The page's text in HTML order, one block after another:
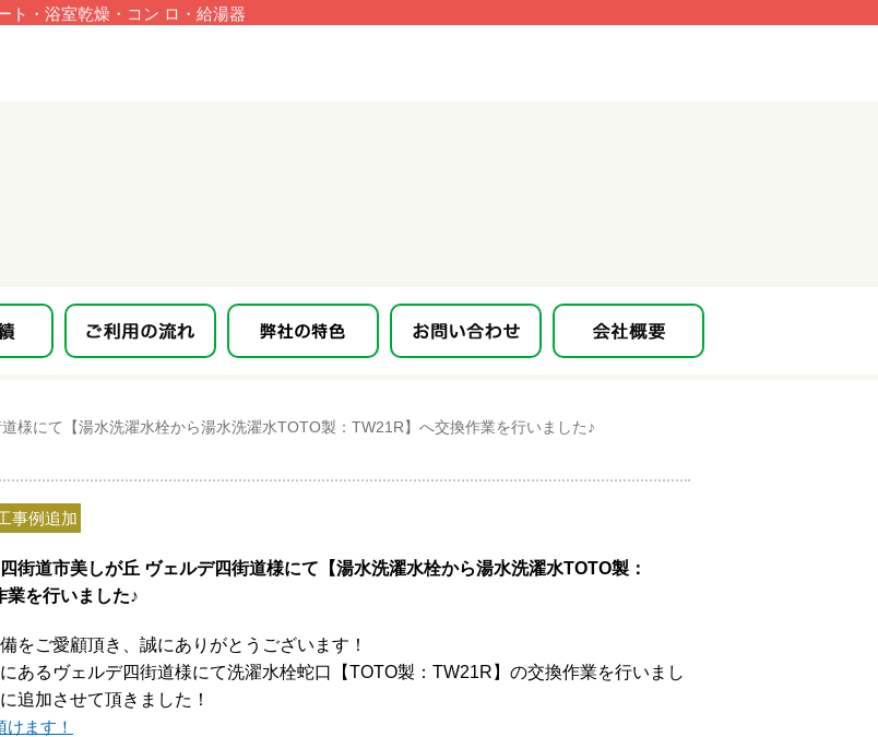
・浴室乾燥・コン ロ・給湯器
様にて【湯水洗濯水栓から湯水洗濯水TOTO製：TW21R】へ交換作業を行いました♪
事例追加
四街道市美しが丘 ヴェルデ四街道様にて【湯水洗濯水栓から湯水洗濯水TOTO製：
業を行いました♪
をご愛顧頂き、誠にありがとうございます！
あるヴェルデ四街道様にて洗濯水栓蛇口【TOTO製：TW21R】の交換作業を行いまし
追加させて頂きました！
ます！